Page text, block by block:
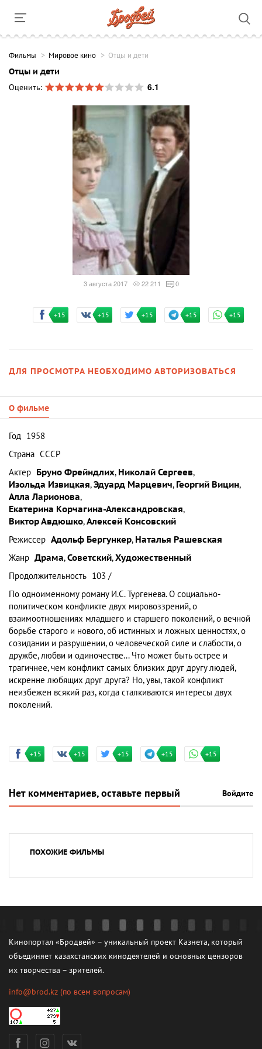
Фильмы Мировое кино Отцы и дети
Отцы и дети
Оценить:
6.1
3 августа 2017 22 211 0
+15 +15 +15 +15 +15
ДЛЯ ПРОСМОТРА НЕОБХОДИМО АВТОРИЗОВАТЬСЯ
О фильме
Год 1958
Страна СССР
Актер Бруно Фрейндлих, Николай Сергеев,
Изольда Извицкая,Эдуард Марцевич, Георгий Вицин,
Алла Ларионова,
Екатерина Корчагина-Александровская,
Виктор Авдюшко,Алексей Консовский
Режиссер Адольф Бергункер, Наталья Рашевская
Жанр Драма,Советский,Художественный
Продолжительность 103 /
По одноименному роману И.С. Тургенева. О социально-
политическом конфликте двух мировоззрений, о
взаимоотношениях младшего и старшего поколений, о вечной
борьбе старого и нового, об истинных и ложных ценностях, о
созидании и разрушении, о человеческой силе и слабости, о
дружбе, любви и одиночестве... Что может быть острее и
трагичнее, чем конфликт самых близких друг другу людей,
искренне любящих друг друга? Но, увы, такой конфликт
неизбежен всякий раз, когда сталкиваются интересы двух
поколений.
+15 +15 +15 +15 +15
Нет комментариев, оставьте первый Войдите
ПОХОЖИЕ ФИЛЬМЫ
Кинопортал «Бродвей» – уникальный проект Казнета, который
объединяет казахстанских кинодеятелей и основных цензоров
их творчества – зрителей.
info@brod.kz (по всем вопросам)